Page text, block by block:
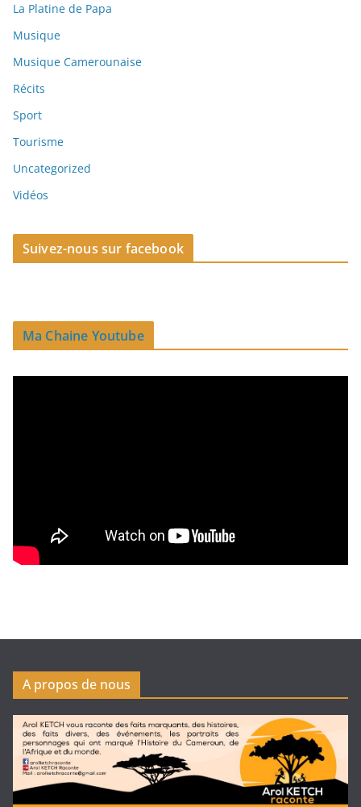
La Platine de Papa
Musique
Musique Camerounaise
Récits
Sport
Tourisme
Uncategorized
Vidéos
Suivez-nous sur facebook
Ma Chaine Youtube
A propos de nous